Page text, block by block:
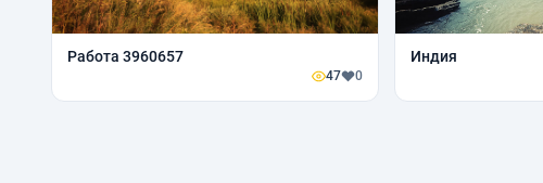
Работа 3960657
47 0
Индия